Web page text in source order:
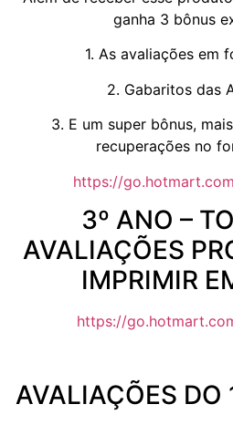
ganha 3 bônus
1. As avaliações em
2. Gabaritos das
3. E um super bônus,
recuperações no
https://
3º ANO –
AVALIAÇÕES
IMPRIMIR
https://
AVALIAÇÕES DO